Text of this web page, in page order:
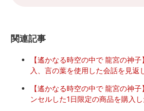
関連記事
【遙かなる時空の中で 龍宮の神
入、言の葉を使用した会話を見返
【遙かなる時空の中で 龍宮の神
ンセルした1日限定の商品を購入